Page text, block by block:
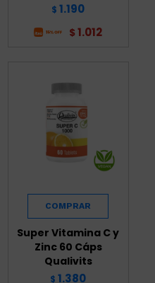
$ 1.190
$ 1.012
Super Vitamina C y
Zinc 60 Cáps
Qualivits
$ 1.380